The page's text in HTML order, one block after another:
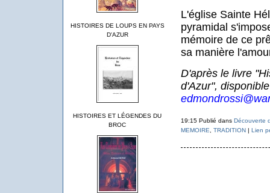
HISTOIRES DE LOUPS EN PAYS
D'AZUR
HISTOIRES ET LÉGENDES DU
BROC
L'église Sainte
pyramidal
mémoire de ce
sa manière
D'après le livre
d'Azur",
19:15 Publié dans Découverte
MEMOIRE
TRADITION| Lien